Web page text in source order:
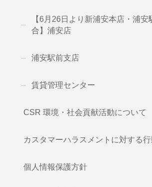
【6月26日より新浦安本店・浦安
合】浦安店
浦安駅前支店
賃貸管理センター
CSR 環境・社会貢献活動について
カスタマーハラスメントに対する
個人情報保護方針